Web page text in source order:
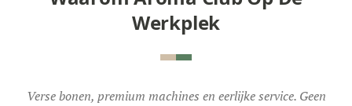
Werkplek
Verse bonen, premium machines en eerlijke service. Geen